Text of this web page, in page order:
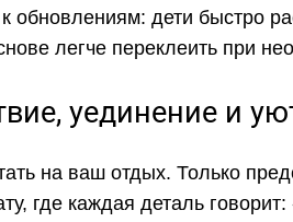
к обновлениям: дети быстро
легче переклеить при
уединение и
на ваш отдых. Только
где каждая деталь